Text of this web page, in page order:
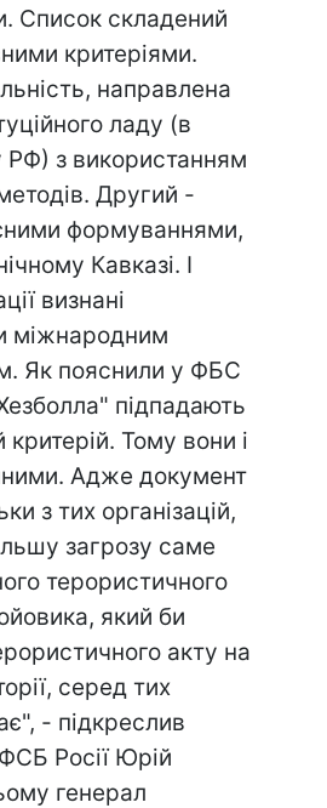
Список складений
критеріями.
направлена
ладу (в
з використанням
Другий -
формуваннями,
Кавказі. І
визнані
міжнародним
Як пояснили у ФБС
підпадають
критерій. Тому вони і
Адже документ
з тих організацій,
загрозу саме
терористичного
який би
акту на
серед тих
- підкреслив
Росії Юрій
генерал